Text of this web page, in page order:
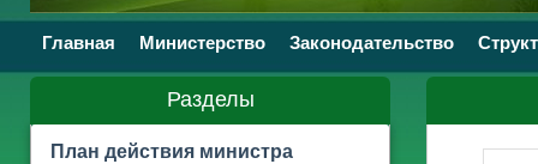
Главная Министерство Законодательство
Разделы
План действия министра